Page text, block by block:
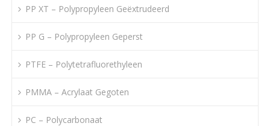
PP XT – Polypropyleen Geëxtrudeerd
PP G – Polypropyleen Geperst
PTFE – Polytetrafluorethyleen
PMMA – Acrylaat Gegoten
PC – Polycarbonaat